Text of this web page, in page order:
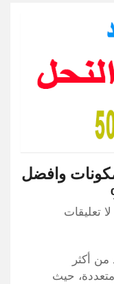
وافضل
لا تعليقات
أكثر
متعددة، حيث